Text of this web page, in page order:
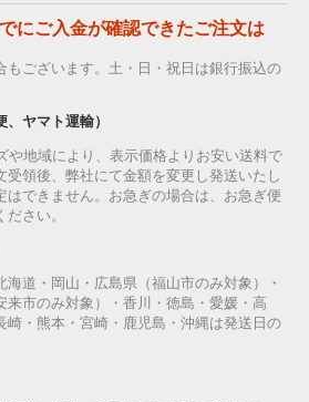
にご入金が確認できたご注文は
もございます。土・日・祝日は銀行振込の
ヤマト運輸）
や地域により、表示価格よりお安い送料で
受領後、弊社にて金額を変更し発送いたし
はできません。お急ぎの場合は、お急ぎ便
ださい。
道・岡山・広島県（福山市のみ対象）・
来市のみ対象）・香川・徳島・愛媛・高
崎・熊本・宮崎・鹿児島・沖縄は発送日の